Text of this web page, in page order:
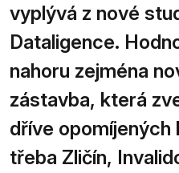
vyplývá z nové
Dataligence.
nahoru zejména
zástavba, která
dříve opomíjených
třeba Zličín,